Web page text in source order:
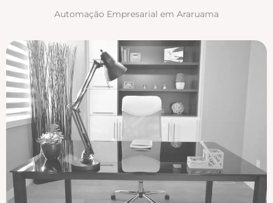
Automação Empresarial em Araruama